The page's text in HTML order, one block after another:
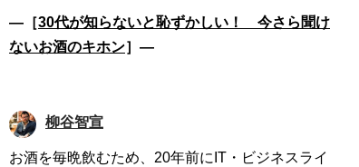
―［30代が知らないと恥ずかしい！ 今さら聞け
ないお酒のキホン］―
柳谷智宣
お酒を毎晩飲むため、20年前にIT・ビジネスライ